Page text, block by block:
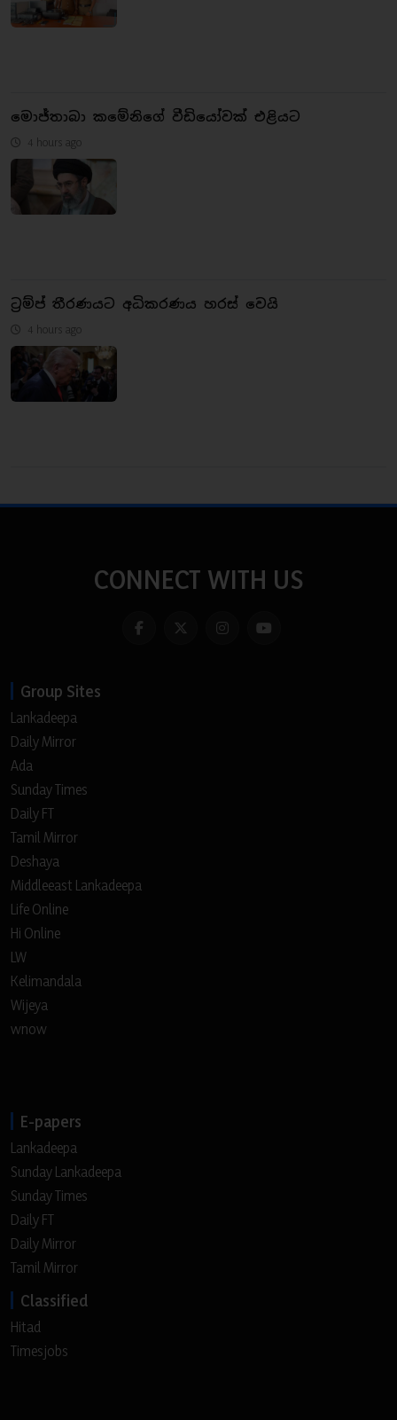
මොජ්තාබා කමේනිගේ වීඩියෝවක් එළියට
4 hours ago
ට්‍රම්ප් තීරණයට අධිකරණය හරස් වෙයි
4 hours ago
CONNECT WITH US
Group Sites
Lankadeepa
Daily Mirror
Ada
Sunday Times
Daily FT
Tamil Mirror
Deshaya
Middleeast Lankadeepa
Life Online
Hi Online
LW
Kelimandala
Wijeya
wnow
E-papers
Lankadeepa
Sunday Lankadeepa
Sunday Times
Daily FT
Daily Mirror
Tamil Mirror
Classified
Hitad
Timesjobs